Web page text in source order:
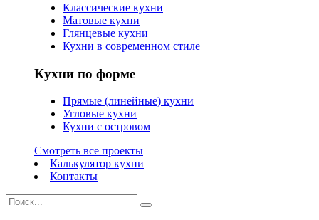
Классические кухни
Матовые кухни
Глянцевые кухни
Кухни в современном стиле
Кухни по форме
Прямые (линейные) кухни
Угловые кухни
Кухни с островом
Смотреть все проекты
Калькулятор кухни
Контакты